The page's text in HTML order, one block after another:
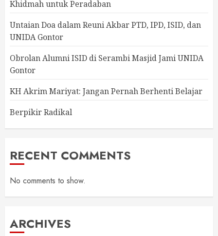
Khidmah untuk Peradaban
Untaian Doa dalam Reuni Akbar PTD, IPD, ISID, dan
UNIDA Gontor
Obrolan Alumni ISID di Serambi Masjid Jami UNIDA
Gontor
KH Akrim Mariyat: Jangan Pernah Berhenti Belajar
Berpikir Radikal
RECENT COMMENTS
No comments to show.
ARCHIVES